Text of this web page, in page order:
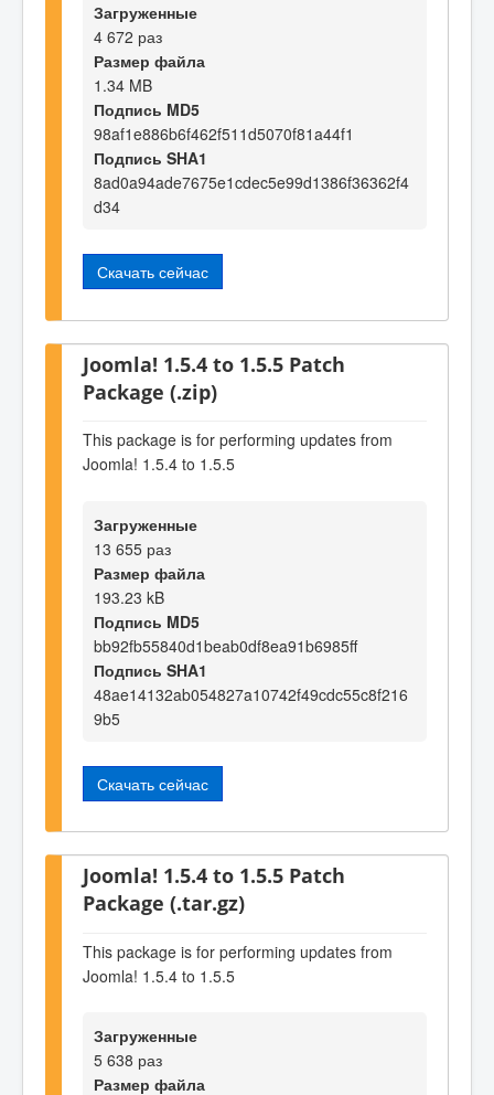
Загруженные
4 672 раз
Размер файла
1.34 MB
Подпись MD5
98af1e886b6f462f511d5070f81a44f1
Подпись SHA1
8ad0a94ade7675e1cdec5e99d1386f36362f4
d34
Скачать сейчас
Joomla! 1.5.4 to 1.5.5 Patch
Package (.zip)
This package is for performing updates from
Joomla! 1.5.4 to 1.5.5
Загруженные
13 655 раз
Размер файла
193.23 kB
Подпись MD5
bb92fb55840d1beab0df8ea91b6985ff
Подпись SHA1
48ae14132ab054827a10742f49cdc55c8f216
9b5
Скачать сейчас
Joomla! 1.5.4 to 1.5.5 Patch
Package (.tar.gz)
This package is for performing updates from
Joomla! 1.5.4 to 1.5.5
Загруженные
5 638 раз
Размер файла